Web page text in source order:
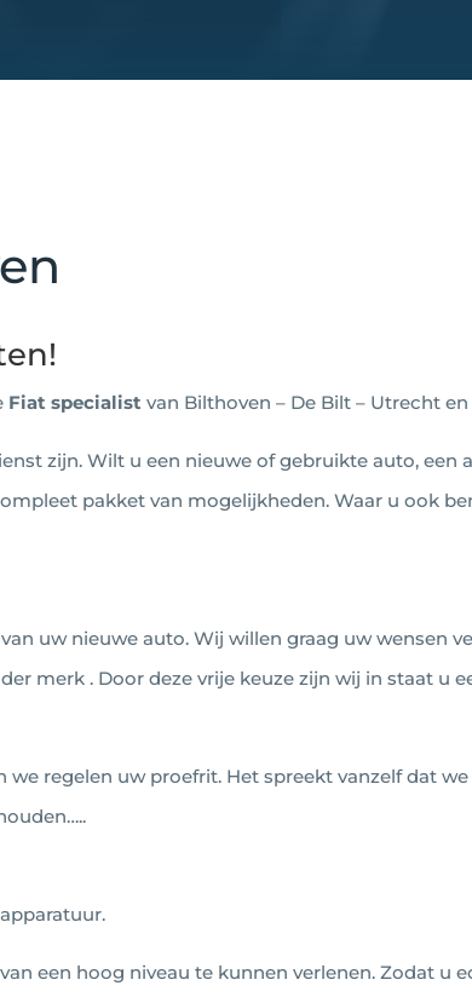
Fiat specialist van Bilthoven – De Bilt – Utrecht en
zijn. Wilt u een nieuwe of gebruikte auto, een
pakket van mogelijkheden. Waar u ook
uw nieuwe auto. Wij willen graag uw wensen
merk . Door deze vrije keuze zijn wij in staat u
regelen uw proefrit. Het spreekt vanzelf dat
een hoog niveau te kunnen verlenen. Zodat u